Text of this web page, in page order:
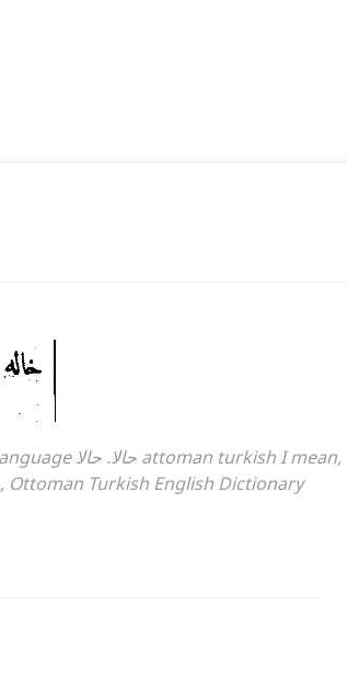
حالا What is the meaning of the word, what does it mean in turkish حالا, Ottoman Turkish English Dictionary